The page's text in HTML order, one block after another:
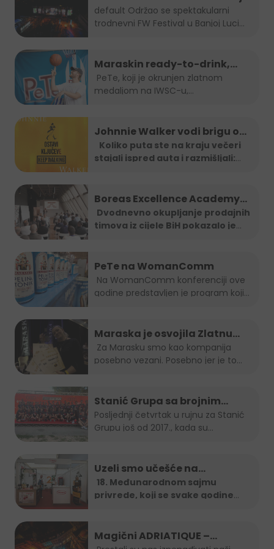
Luci
default
trodnevni FW Festival u Banjoj Luci
Maraskin ready-to-drink,
dobro prepoznatljivi PeTe je
na Sarajevo Street Food
medaljom na IWSC-u,
Johnnie Walker vodi brigu o
tebi: Jeftiniji povratak kući
taxi vozilima širom BiH
Koliko puta ste na kraju večeri
stajali ispred auta i razmišljali:
Boreas Excellence Academy
2025
Dvodnevno okupljanje prodajnih
timova iz cijele BiH pokazalo je...
PeTe na WomanComm
godine predstavljen je program koji
Maraska je osvojila Zlatnu
plaketu, opet!
posebno vezani. Posebno jer je to...
Stanić Grupa sa brojnim
timom na B2B run utrci
Posljednji četvrtak u rujnu za Stanić
Grupu još od 2017., kada su...
Uzeli smo učešće na…
18. Međunarodnom sajmu
privrede, koji se svake godine
Magični ADRIATIQUE –